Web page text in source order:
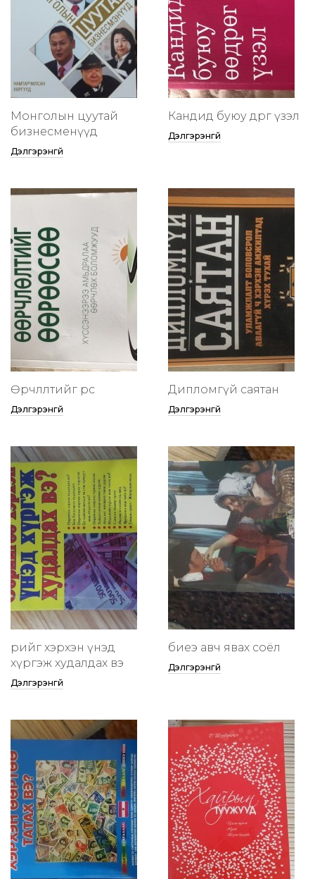
Монголын цуутай
бизнесменүүд
Дэлгэрэнгүй
Кандид буюу өөдрөг үзэл
Дэлгэрэнгүй
Өөрчлөлтийг өөрөөсөө
Дэлгэрэнгүй
Дипломгүй саятан
Дэлгэрэнгүй
өөрийгөө хэрхэн үнэд
хүргэж худалдах вэ
Дэлгэрэнгүй
биеэ авч явах соёл
Дэлгэрэнгүй